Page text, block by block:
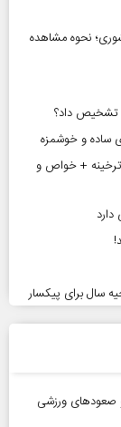
کشوری؛ نحوه مشاهده
تشخیص داد؟
ساده و خوشمزه
ترخینه + خواص و
صعودهای ورزشی